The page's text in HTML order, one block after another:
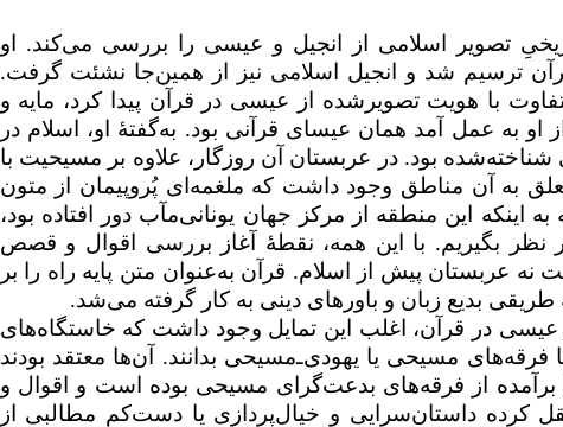
تصویر اسلامی از انجیل و عیسی را بررسی می‌کند. او
ترسیم شد و انجیل اسلامی نیز از همین‌جا نشئت گرفت.
با هویت تصویرشده از عیسی در قرآن پیدا کرد، مایه و
به عمل آمد همان عیسای قرآنی بود. به‌گفتۀ او، اسلام در
بود. در عربستان آن روزگار، علاوه بر مسیحیت با
به آن مناطق وجود داشت که ملغمه‌ای پُروپیمان از متون
این منطقه از مرکز جهان یونانی‌مآب دور افتاده بود،
نظر بگیریم. با این همه، نقطهٔ آغاز بررسی اقوال و قصص
عربستان پیش از اسلام. قرآن به‌عنوان متن پایه راه را بر
بدیع زبان و باورهای دینی به کار گرفته ‌می‌شد.
عیسی در قرآن، اغلب این تمایل وجود داشت که خاستگاه‌های
مسیحی یا یهودی‌ـ‌مسیحی بدانند. آن‌ها معتقد بودند
از فرقه‌های بدعتگرای مسیحی بوده است و اقوال و
کرده داستان‌سرایی و خیال‌پردازی یا دست‌کم مطالبی از